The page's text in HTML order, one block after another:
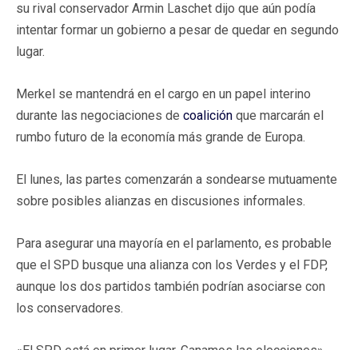
su rival conservador Armin Laschet dijo que aún podía
intentar formar un gobierno a pesar de quedar en segundo
lugar.
Merkel se mantendrá en el cargo en un papel interino
durante las negociaciones de coalición que marcarán el
rumbo futuro de la economía más grande de Europa.
El lunes, las partes comenzarán a sondearse mutuamente
sobre posibles alianzas en discusiones informales.
Para asegurar una mayoría en el parlamento, es probable
que el SPD busque una alianza con los Verdes y el FDP,
aunque los dos partidos también podrían asociarse con
los conservadores.